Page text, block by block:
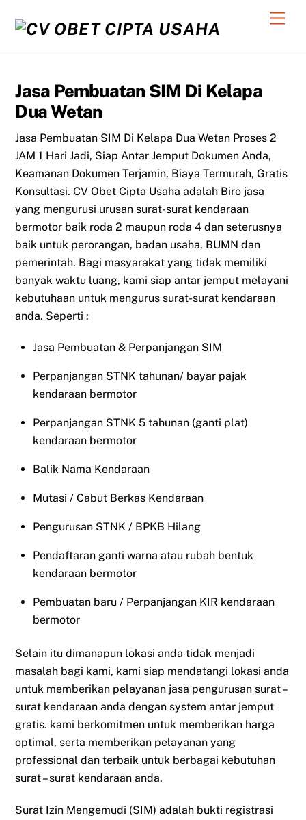
Jasa Pembuatan SIM Di Kelapa
Dua Wetan
Jasa Pembuatan SIM Di Kelapa Dua Wetan Proses 2
JAM 1 Hari Jadi, Siap Antar Jemput Dokumen Anda,
Keamanan Dokumen Terjamin, Biaya Termurah, Gratis
Konsultasi. CV Obet Cipta Usaha adalah Biro jasa
yang mengurusi urusan surat-surat kendaraan
bermotor baik roda 2 maupun roda 4 dan seterusnya
baik untuk perorangan, badan usaha, BUMN dan
pemerintah. Bagi masyarakat yang tidak memiliki
banyak waktu luang, kami siap antar jemput melayani
kebutuhaan untuk mengurus surat-surat kendaraan
anda. Seperti :
Jasa Pembuatan & Perpanjangan SIM
Perpanjangan STNK tahunan/ bayar pajak
kendaraan bermotor
Perpanjangan STNK 5 tahunan (ganti plat)
kendaraan bermotor
Balik Nama Kendaraan
Mutasi / Cabut Berkas Kendaraan
Pengurusan STNK / BPKB Hilang
Pendaftaran ganti warna atau rubah bentuk
kendaraan bermotor
Pembuatan baru / Perpanjangan KIR kendaraan
bermotor
Selain itu dimanapun lokasi anda tidak menjadi
masalah bagi kami, kami siap mendatangi lokasi anda
untuk memberikan pelayanan jasa pengurusan surat –
surat kendaraan anda dengan system antar jemput
gratis. kami berkomitmen untuk memberikan harga
optimal, serta memberikan pelayanan yang
professional dan terbaik untuk berbagai kebutuhan
surat – surat kendaraan anda.
Surat Izin Mengemudi (SIM) adalah bukti registrasi